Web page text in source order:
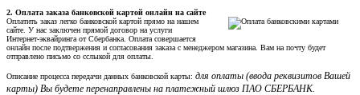
2. Оплата заказа банковской картой онлайн на сайте
Оплатить заказ легко банковской картой прямо на нашем
сайте. У нас заключен прямой договор на услуги
Интернет-эквайринга от Сбербанка. Оплата совершается
онлайн после подтвержения и согласования заказа с менеджером магазина. Вам на почту будет
отправлено письмо со сслыкой для оплаты.
Описание процесса передачи данных банковской карты: для оплаты (ввода реквизитов Вашей
карты) Вы будете перенаправлены на платежный шлюз ПАО СБЕРБАНК.